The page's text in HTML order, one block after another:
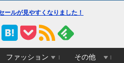
ールが見やすくなりました！
ファッション その他